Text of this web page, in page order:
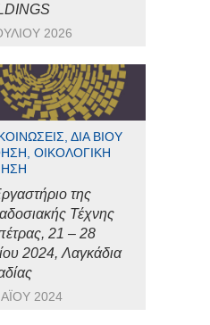
2026
ΔΙΆ ΒΊΟΥ
ΟΙΚΟΛΟΓΙΚΉ
της
Τέχνης
21 – 28
2024, Λαγκάδια
2024